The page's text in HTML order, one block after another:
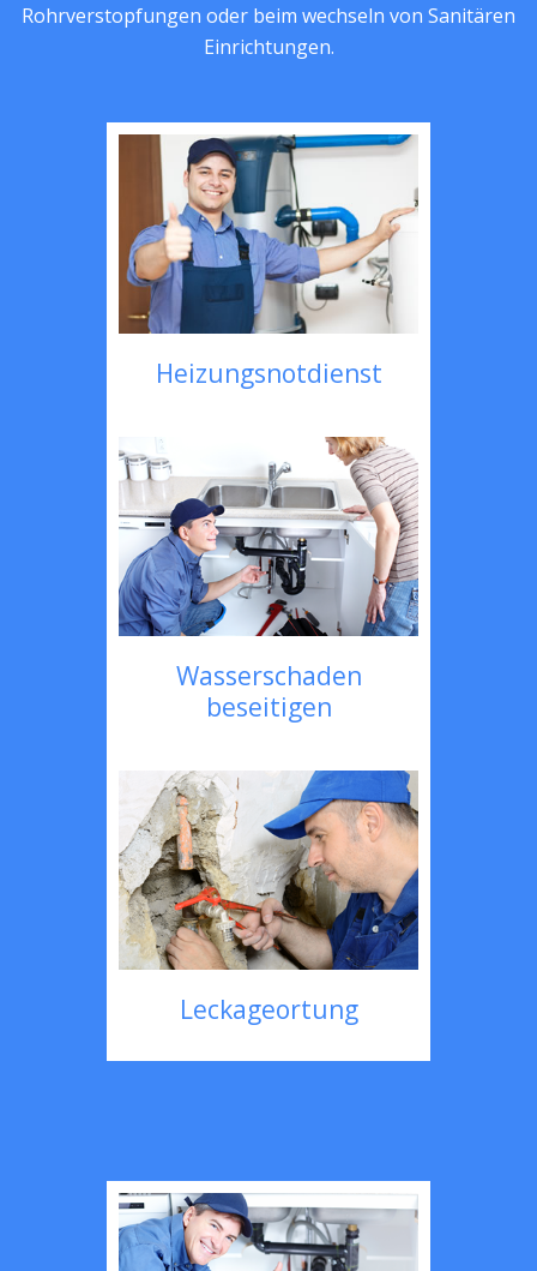
Rohrverstopfungen oder beim wechseln von Sanitären
Einrichtungen.
Heizungsnotdienst
Wasserschaden
beseitigen
Leckageortung